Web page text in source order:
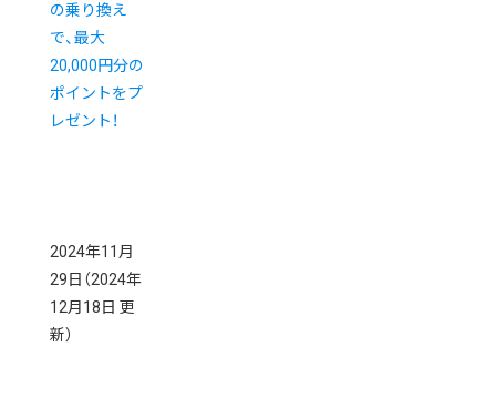
の乗り換え
で、最大
20,000円分の
ポイントをプ
レゼント！
2024年11月
29日 （2024年
12月18日 更
新）